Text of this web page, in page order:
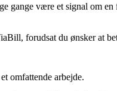
gange være et signal om
forudsat du ønsker at
omfattende arbejde.